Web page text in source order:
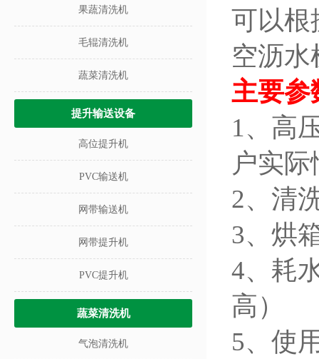
果蔬清洗机
毛辊清洗机
蔬菜清洗机
提升输送设备
高位提升机
PVC输送机
网带输送机
网带提升机
PVC提升机
蔬菜清洗机
气泡清洗机
可以根
空沥水
主要参
1、高
户实
2、清
3、烘
4、耗
高）
5、使